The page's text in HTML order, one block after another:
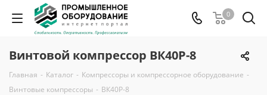
0
Винтовой компрессор ВК40Р-8
Главная - Каталог - Компрессоры и компрессорное оборудование -
Винтовые компрессоры - ВК40Р-8